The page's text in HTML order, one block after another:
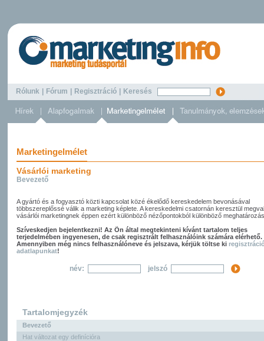
Rólunk Fórum Regisztráció Keresés
Marketingelmélet
Vásárlói marketing
Bevezető
A gyártó és a fogyasztó közti kapcsolat közé ékelődő kereskedelem bevonásával
többszereplőssé válik a marketing képlete. A kereskedelmi csatornán keresztül
vásárlói marketingnek éppen ezért különböző nézőpontokból különböző
Szíveskedjen bejelentkezni! Az Ön által megtekinteni kívánt tartalom teljes
terjedelmében ingyenesen, de csak regisztrált felhasználóink számára elérhető.
Amennyiben még nincs felhasználóneve és jelszava, kérjük töltse ki
adatlapunkat!
név: jelszó
Tartalomjegyzék
Bevezető
Hat változat egy definícióra